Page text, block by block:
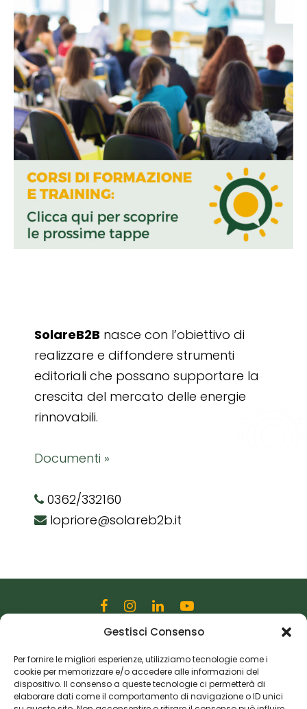
Gestisci Consenso
Per fornire le migliori esperienze, utilizziamo tecnologie come i
cookie per memorizzare e/o accedere alle informazioni del
dispositivo. Il consenso a queste tecnologie ci permetterà di
elaborare dati come il comportamento di navigazione o ID unici
SolareB2B nasce con l’obiettivo di
realizzare e diffondere strumenti
editoriali che possano supportare la
crescita del mercato delle energie
rinnovabili.
Documenti »
0362/332160
lopriore@solareb2b.it
Via Martiri della Libertà, 28
20833 Giussano (MB)
P.I. 06982770965